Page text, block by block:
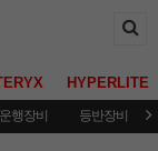
HYPERLITE
행장비 등반장비